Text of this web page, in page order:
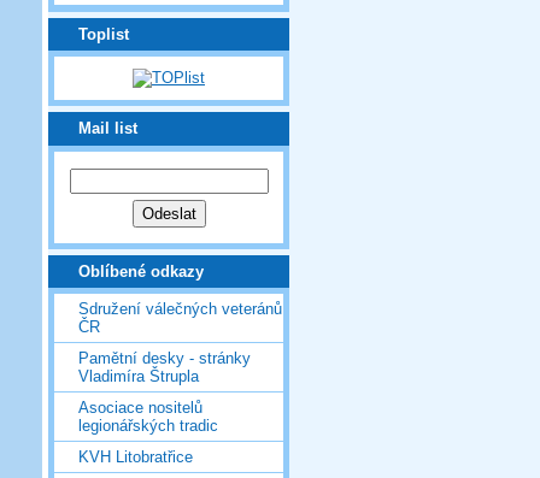
Toplist
Mail list
Oblíbené odkazy
Sdružení válečných veteránů
ČR
Pamětní desky - stránky
Vladimíra Štrupla
Asociace nositelů
legionářských tradic
KVH Litobratřice